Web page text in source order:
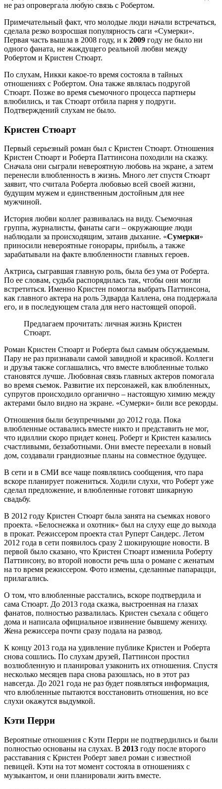
не раз опровергала любую связь с Робертом.
Примечательный факт, что молодые люди начали встречаться,
сделала резко возросшая популярность саги «Сумерки».
Первая часть вышла в 2008 году, и к 2009 году не было ни
одного фаната, не жаждущего реальной любви между
Робертом и Кристен Стюарт.
По слухам, Никки какое-то время состояла в тайных
отношениях с Робертом. Она также являлась подругой
Стюарт. Позже во время съемочного процесса партнеры
влюбились, и так Стюарт отбила парня у подруги.
Подтверждений слухам не было.
Кристен Стюарт
Первый серьезный роман был с Кристен Стюарт. Отношения
Кристен Стюарт и Роберта Паттинсона походили на сказку.
Сначала они сыграли невероятную любовь на экране, а затем
перенесли влюбленность в жизнь. Много лет спустя Стюарт
заявит, что считала Роберта любовью всей своей жизни,
будущим мужем и единственным достойным для нее
мужчиной.
История любви коллег развивалась на виду. Съемочная
группа, журналисты, фанаты саги – окружающие люди
наблюдали за происходящим, затаив дыхание. «Сумерки»
приносили невероятные гонорары, прибыль, а также
зарабатывали на факте влюбленности главных героев.
Актриса, сыгравшая главную роль, была без ума от Роберта.
По ее словам, судьба распорядилась так, чтобы они могли
встретиться. Именно Кристен помогла выбрать Паттинсона,
как главного актера на роль Эдварда Каллена, она поддержала
его, и в последующем стала для него настоящей опорой.
Предлагаем прочитать: личная жизнь Кристен
Стюарт.
Роман Кристен Стюарт и Роберта был самым обсуждаемым.
Пару не раз признавали самой завидной и красивой. Коллеги
и друзья также соглашались, что вместе влюбленные только
становятся лучше. Любовная связь главных актеров помогала
во время съемок. Развитие их персонажей, как влюбленных,
супругов происходило органично – настоящую химию между
актерами было видно на экране. «Сумерки» били все рекорды.
Отношения были безупречными до 2012 года. Пока
влюбленные оставались вместе никто и представить не мог,
что идиллии скоро придет конец. Роберт и Кристен казались
счастливыми, беззаботными. Они вместе переехали в новый
дом, создавали грандиозные планы на совместное будущее.
В сети и в СМИ все чаще появлялись сообщения, что пара
вскоре планирует пожениться. Ходили слухи, что Роберт уже
сделал предложение, и влюбленные готовят шикарную
свадьбу.
В 2012 году Кристен Стюарт была занята на съемках нового
проекта. «Белоснежка и охотник» был на слуху еще до выхода
в прокат. Режиссером проекта стал Руперт Сандерс. Летом
2012 года в сети появилось сразу 2 шокирующие новости. В
первой было сказано, что Кристен Стюарт изменила Роберту
Паттинсону, во второй новости речь шла о романе с женатым
на то время режиссером. Фото измены, сделанные папарацци,
прилагались.
О том, что влюбленные расстались, вскоре подтвердила и
сама Стюарт. До 2013 года сказка, выстроенная на глазах
фанатов, полностью развалилась. Кристен съехала с общего
дома и написала официальное извинение бывшему жениху.
Жена режиссера почти сразу подала на развод.
К концу 2013 года на удивление публике Кристен и Роберта
снова сошлись. По слухам друзей, Паттинсон простил
возлюбленную и планировал узаконить их отношения. Спустя
несколько месяцев пара снова разошлась, но в этот раз
навсегда. До 2021 года не раз будет появляться информация,
что влюбленные пытаются восстановить отношения, но все
слухи окажутся выдумкой.
Кэти Перри
Вероятные отношения с Кэти Перри не подтвердились и были
полностью основаны на слухах. В 2013 году после второго
расставания с Кристен Роберт завел роман с известной
певицей. Кэти на тот момент состояла в отношениях с
музыкантом, и они планировали жить вместе.